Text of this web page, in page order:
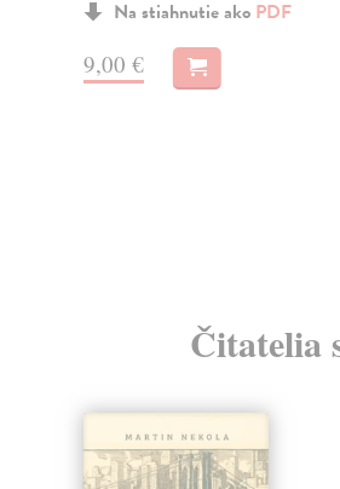
Na stiahnutie ako PDF
9,00 €
Čitatelia